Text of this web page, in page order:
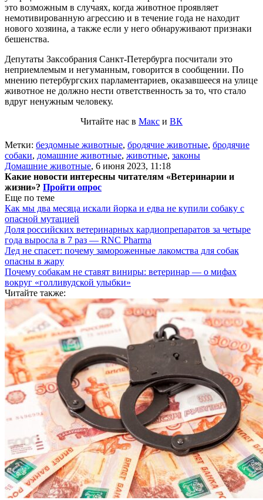
это возможным в случаях, когда животное проявляет
немотивированную агрессию и в течение года не находит
нового хозяина, а также если у него обнаруживают признаки
бешенства.
Депутаты Заксобрания Санкт-Петербурга посчитали это
неприемлемым и негуманным, говорится в сообщении. По
мнению петербургских парламентариев, оказавшееся на улице
животное не должно нести ответственность за то, что стало
вдруг ненужным человеку.
Читайте нас в Макс и ВК
Метки: бездомные животные, бродячие животные, бродячие
собаки, домашние животные, животные, законы
Домашние животные, 6 июня 2023, 11:18
Какие новости интересны читателям «Ветеринарии и
жизни»? Пройти опрос
Еще по теме
Как мы два месяца искали йорка и едва не купили собаку с
опасной мутацией
Доля российских ветеринарных кардиопрепаратов за четыре
года выросла в 7 раз — RNC Pharma
Лед не спасет: почему замороженные лакомства для собак
опасны в жару
Почему собакам не ставят виниры: ветеринар — о мифах
вокруг «голливудской улыбки»
Читайте также: